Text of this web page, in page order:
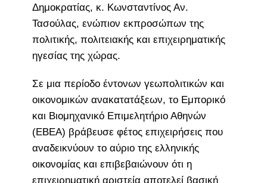
Δημοκρατίας, κ. Κωνσταντίνος Αν.
Τασούλας, ενώπιον εκπροσώπων της
πολιτικής, πολιτειακής και επιχειρηματικής
ηγεσίας της χώρας.
Σε μια περίοδο έντονων γεωπολιτικών και
οικονομικών ανακατατάξεων, το Εμπορικό
και Βιομηχανικό Επιμελητήριο Αθηνών
(ΕΒΕΑ) βράβευσε φέτος επιχειρήσεις που
αναδεικνύουν το αύριο της ελληνικής
οικονομίας και επιβεβαιώνουν ότι η
επιχειρηματική αριστεία αποτελεί βασική